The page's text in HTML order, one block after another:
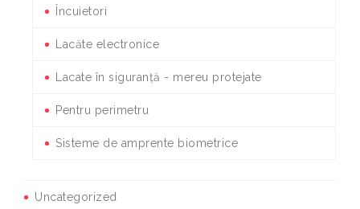
Încuietori
Lacăte electronice
Lacate în siguranță - mereu protejate
Pentru perimetru
Sisteme de amprente biometrice
Uncategorized